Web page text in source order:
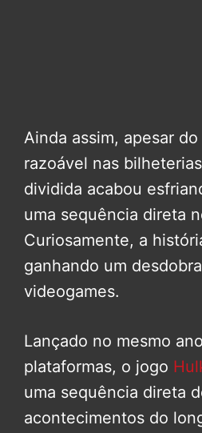
Ainda assim, apesar
razoável nas
dividida acabou
uma sequência direta
Curiosamente, a
ganhando um
videogames.
Lançado no mesmo
plataformas, o jogo
uma sequência direta
acontecimentos do